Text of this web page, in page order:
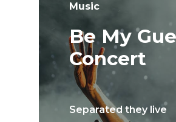
Music
Be My
Concert
Separated they live